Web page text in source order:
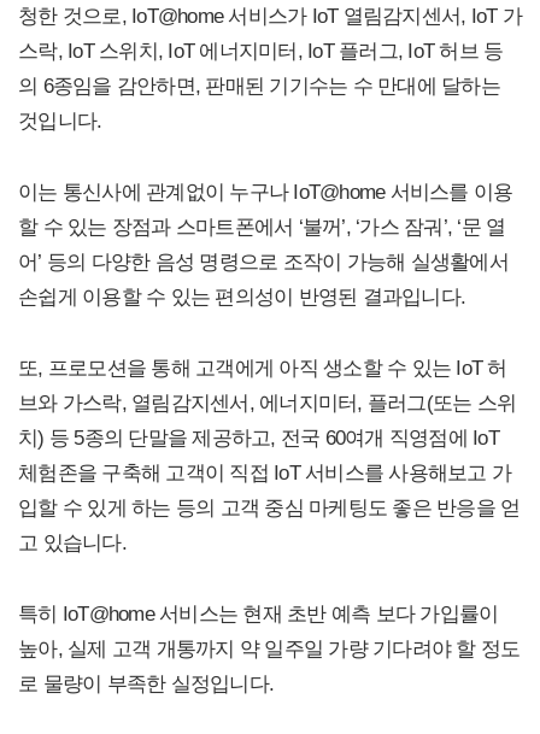
청한 것으로, IoT@home 서비스가 IoT 열림감지센서, IoT 가
스락, IoT 스위치, IoT 에너지미터, IoT 플러그, IoT 허브 등
의 6종임을 감안하면, 판매된 기기수는 수 만대에 달하는
것입니다.
이는 통신사에 관계없이 누구나 IoT@home 서비스를 이용
할 수 있는 장점과 스마트폰에서 ‘불꺼’, ‘가스 잠궈’, ‘문 열
어’ 등의 다양한 음성 명령으로 조작이 가능해 실생활에서
손쉽게 이용할 수 있는 편의성이 반영된 결과입니다.
또, 프로모션을 통해 고객에게 아직 생소할 수 있는 IoT 허
브와 가스락, 열림감지센서, 에너지미터, 플러그(또는 스위
치) 등 5종의 단말을 제공하고, 전국 60여개 직영점에 IoT
체험존을 구축해 고객이 직접 IoT 서비스를 사용해보고 가
입할 수 있게 하는 등의 고객 중심 마케팅도 좋은 반응을 얻
고 있습니다.
특히 IoT@home 서비스는 현재 초반 예측 보다 가입률이
높아, 실제 고객 개통까지 약 일주일 가량 기다려야 할 정도
로 물량이 부족한 실정입니다.